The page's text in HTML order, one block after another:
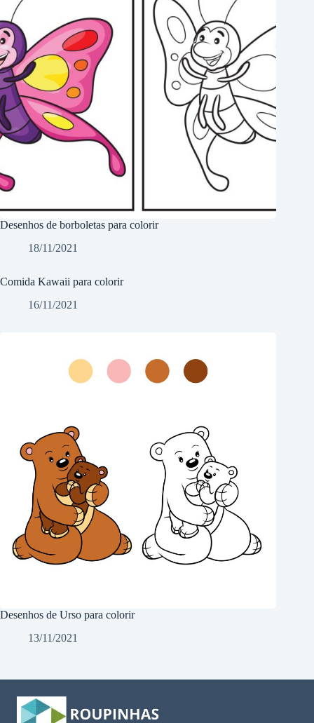
Desenhos de borboletas para colorir
18/11/2021
Comida Kawaii para colorir
16/11/2021
Desenhos de Urso para colorir
13/11/2021